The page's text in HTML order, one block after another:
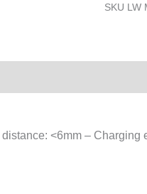
SKU LW
<6mm –